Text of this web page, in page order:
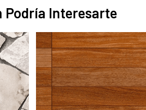
Podría Interesarte